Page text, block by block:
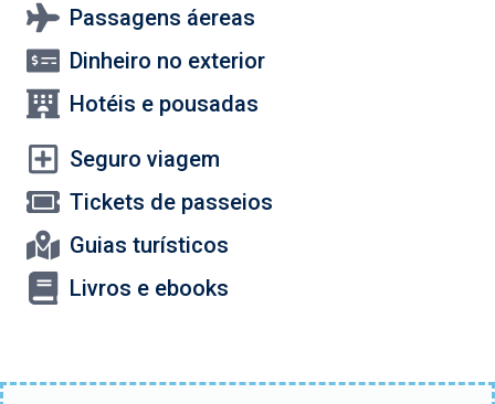
Passagens áereas
Dinheiro no exterior
Hotéis e pousadas
Seguro viagem
Tickets de passeios
Guias turísticos
Livros e ebooks